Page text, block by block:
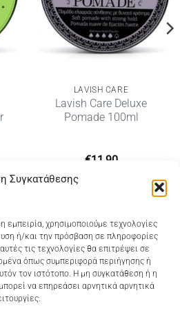
Συγκατάθεσης
εμπειρία, χρησιμοποιούμε τεχνολογίες
ή/και την πρόσβαση σε πληροφορίες
τις τεχνολογίες θα επιτρέψει σε
όπως συμπεριφορά περιήγησης ή
τον ιστότοπο. Η μη συγκατάθεση ή η
να επηρεάσει αρνητικά αρνητικά
LAVISH CARE
Lavish Care Deluxe
Pomade 100ml
€11,90
33, τηλ 28210
91906
5, τηλ 28210 94712